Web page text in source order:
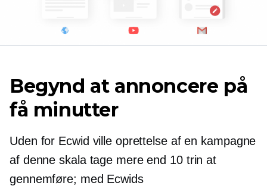
Begynd at annoncere på
få minutter
Uden for Ecwid ville oprettelse af en kampagne
af denne skala tage mere end 10 trin at
gennemføre; med Ecwids